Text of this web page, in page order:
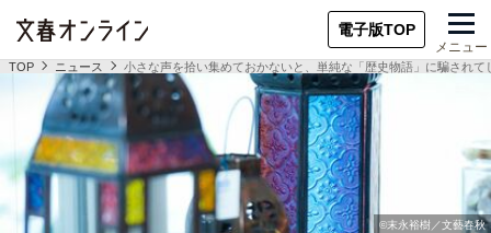
電子版TOP
メニュー
TOP ニュース 小さな声を拾い集めておかないと、単純な「歴史物語」に騙され